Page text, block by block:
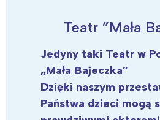
Teatr ”Mała
Jedyny taki Teatr w
„Mała Bajeczka”
Dzięki naszym
Państwa dzieci mogą